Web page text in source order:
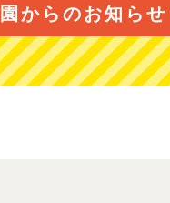
園からのお知らせ